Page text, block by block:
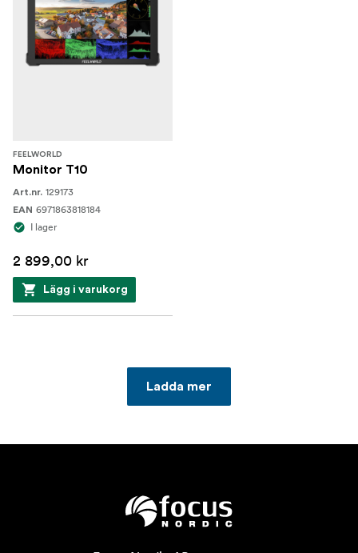
FEELWORLD
Monitor T10
Art.nr. 129173
EAN 6971863818184
I lager
2 899,00 kr
Lägg i varukorg
Ladda mer